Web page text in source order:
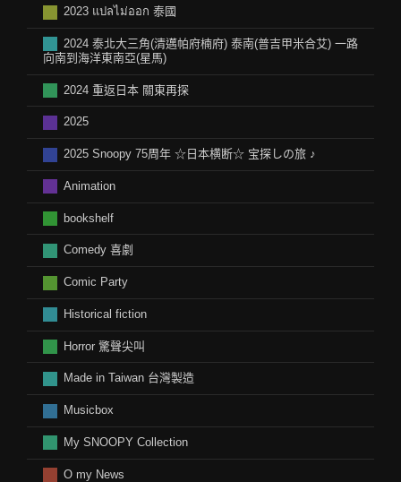
2023 แปลไม่ออก 泰國
2024 泰北大三角(清邁帕府楠府) 泰南(普吉甲米合艾) 一路
向南到海洋東南亞(星馬)
2024 重返日本 關東再探
2025
2025 Snoopy 75周年 ☆日本横断☆ 宝探しの旅 ♪
Animation
bookshelf
Comedy 喜劇
Comic Party
Historical fiction
Horror 驚聲尖叫
Made in Taiwan 台灣製造
Musicbox
My SNOOPY Collection
O my News